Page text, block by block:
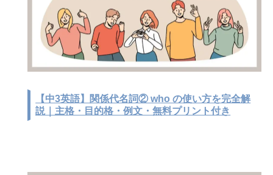
【中3英語】関係代名詞② who の使い方を完全解
説｜主格・目的格・例文・無料プリント付き